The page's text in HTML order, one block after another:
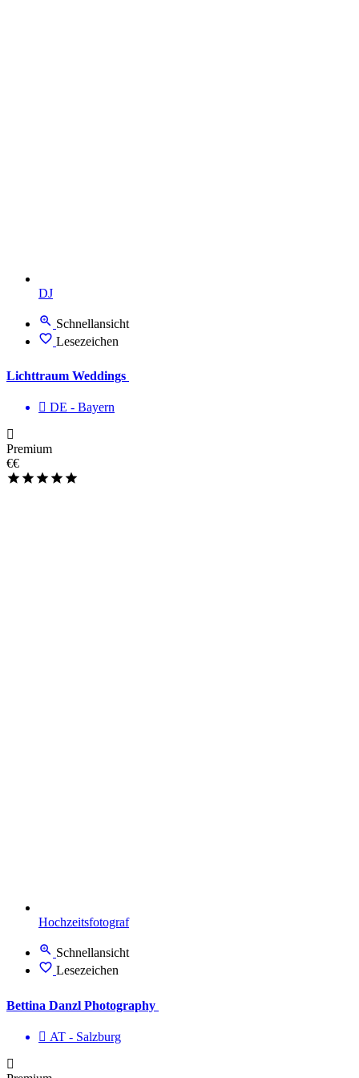
DJ
Schnellansicht
Lesezeichen
Lichttraum Weddings
DE - Bayern
Premium
€€
Hochzeitsfotograf
Schnellansicht
Lesezeichen
Bettina Danzl Photography
AT - Salzburg